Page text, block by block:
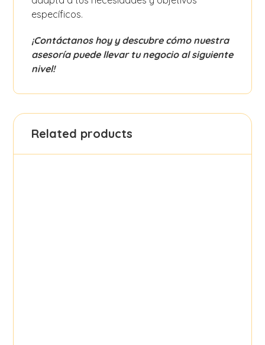
específicos.
¡Contáctanos hoy y descubre cómo nuestra
asesoría puede llevar tu negocio al siguiente
nivel!
Related products